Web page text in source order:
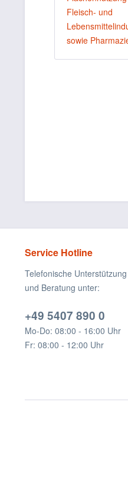
Service Hotline
Telefonische Unterstützung
und Beratung unter:
+49 5407 890 0
Mo-Do: 08:00 - 16:00 Uhr
Fr: 08:00 - 12:00 Uhr